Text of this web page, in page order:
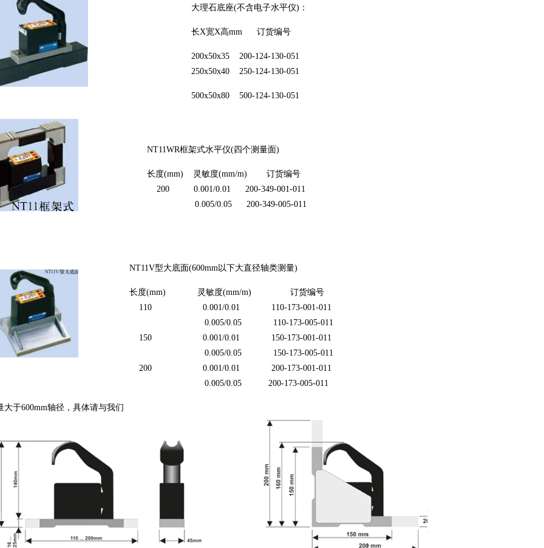
大理石底座(不含电子水平仪)：
长X宽X高mm 订货编号
200x50x35 200-124-130-051
250x50x40 250-124-130-051
500x50x80 500-124-130-051
NT11WR框架式水平仪(四个测量面)
长度(mm) 灵敏度(mm/m) 订货编号
200 0.001/0.01 200-349-001-011
0.005/0.05 200-349-005-011
NT11V型大底面(600mm以下大直径轴类测量)
长度(mm) 灵敏度(mm/m) 订货编号
110 0.001/0.01 110-173-001-011
0.005/0.05 110-173-005-011
150 0.001/0.01 150-173-001-011
0.005/0.05 150-173-005-011
200 0.001/0.01 200-173-001-011
0.005/0.05 200-173-005-011
大于600mm轴径，具体请与我们